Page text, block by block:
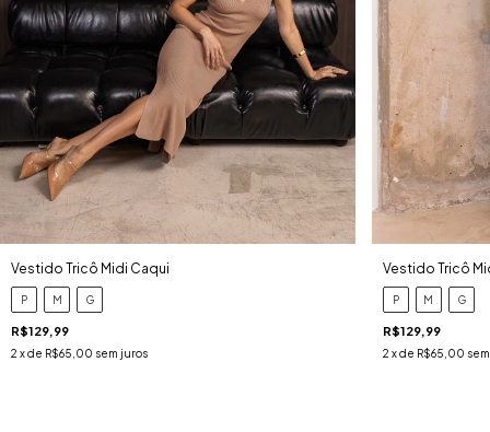
Vestido Tricô Midi Caqui
P M G
R$129,99
2 x de R$65,00 sem juros
Vestido Tricô
P M G
R$129,99
2 x de R$65,00